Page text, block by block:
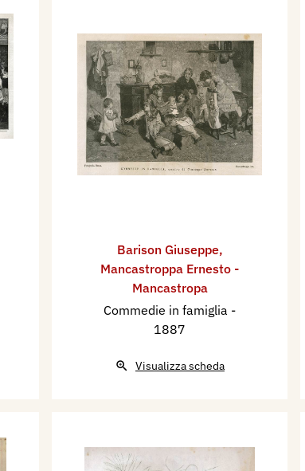
Barison Giuseppe,
Mancastroppa Ernesto -
Mancastropa
Commedie in famiglia -
1887
Visualizza scheda